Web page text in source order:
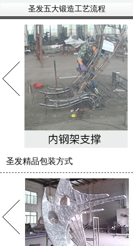
圣发五大锻造工艺流程
圣发精品包装方式